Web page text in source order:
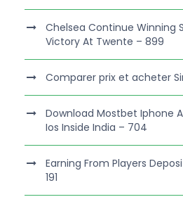
Chelsea Continue Winning
Victory At Twente – 899
Comparer prix et acheter
Download Mostbet Iphone
Ios Inside India – 704
Earning From Players
191